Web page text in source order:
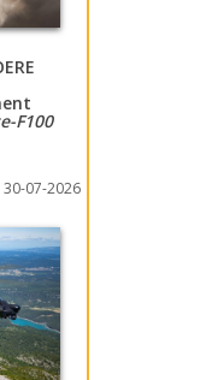
F100
30-07-2026